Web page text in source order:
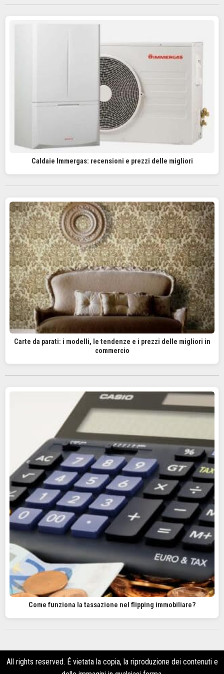
Caldaie Immergas: recensioni e prezzi delle migliori
Carte da parati: i modelli, le tendenze e i prezzi delle migliori in
commercio
Come funziona la tassazione nel flipping immobiliare?
All rights reserved. É vietata la copia, la riproduzione dei contenuti e